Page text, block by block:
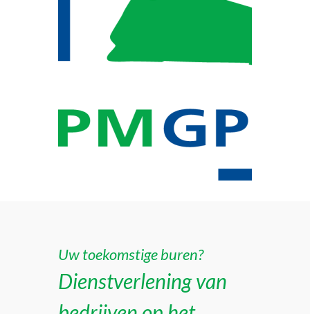
Uw toekomstige buren?
Dienstverlening van